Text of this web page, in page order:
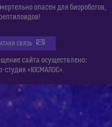
опасен для биороботов,
СВЯЗЬ
сайта осуществлено:
студия «ЮСМАЛОС».